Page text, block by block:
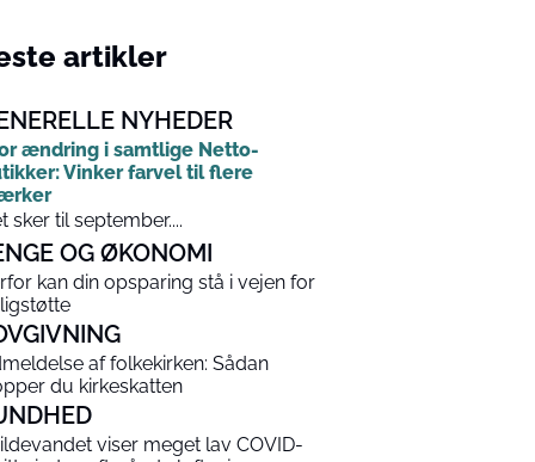
artikler
NYHEDER
ændring i samtlige Netto-
Vinker farvel til flere
sker til september....
OG ØKONOMI
kan din opsparing stå i vejen for
af folkekirken: Sådan
du kirkeskatten
viser meget lav COVID-